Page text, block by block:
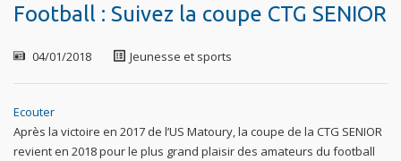
Football : Suivez la coupe CTG SENIOR
04/01/2018 Jeunesse et sports
Ecouter
Après la victoire en 2017 de l’US Matoury, la coupe de la CTG SENIOR
revient en 2018 pour le plus grand plaisir des amateurs du football